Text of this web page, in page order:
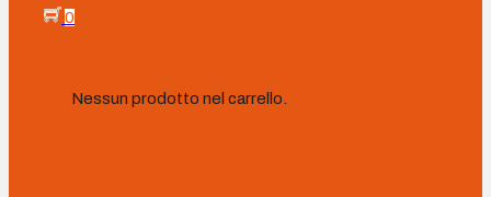
0
Nessun prodotto nel carrello.